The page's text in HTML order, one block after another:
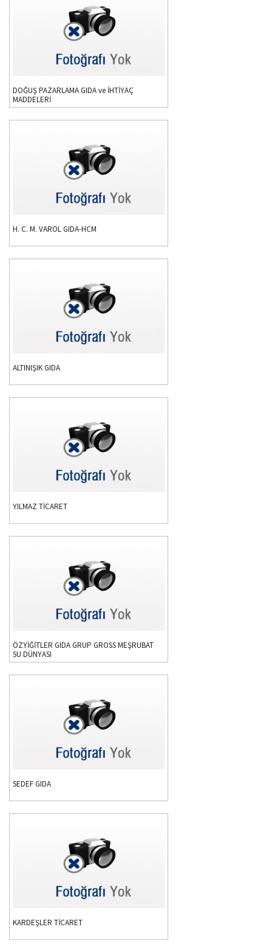
DOĞUŞ PAZARLAMA GIDA ve İHTİYAÇ
MADDELERİ
H. C. M. VAROL GIDA-HCM
ALTINIŞIK GIDA
YILMAZ TİCARET
ÖZYİĞİTLER GIDA GRUP GROSS MEŞRUBAT
SU DÜNYASI
SEDEF GIDA
KARDEŞLER TİCARET